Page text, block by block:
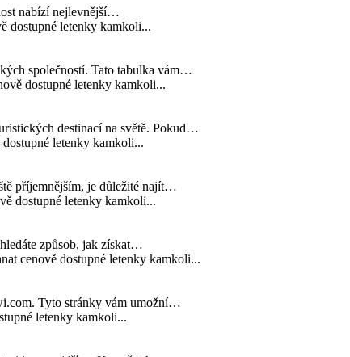
nabízí nejlevnější…
dostupné letenky kamkoli...
společností. Tato tabulka vám…
dostupné letenky kamkoli...
destinací na světě. Pokud…
letenky kamkoli...
příjemnějším, je důležité najít…
dostupné letenky kamkoli...
způsob, jak získat…
cenově dostupné letenky kamkoli...
Tyto stránky vám umožní…
letenky kamkoli...